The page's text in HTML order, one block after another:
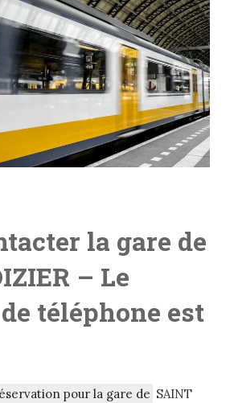
la gare de
– Le
téléphone est
pour la gare de SAINT